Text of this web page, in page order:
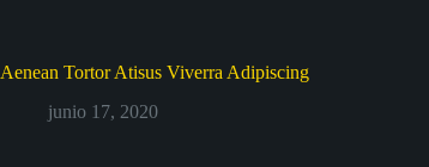
Aenean Tortor Atisus Viverra Adipiscing
junio 17, 2020